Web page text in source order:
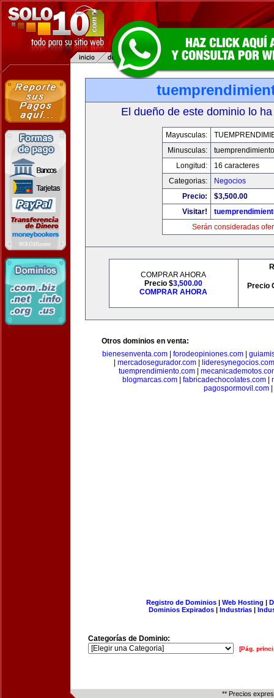
El dueño de este dominio lo
Mayusculas:
Minusculas:
Longitud:
16 caracteres
Categorias:
Negocios
Precio:
$3,500.00
Visitar!
Serán consideradas
COMPRAR AHORA
Precio $3,500.00
COMPRAR AHORA
Precio
Otros dominios en venta:
bienesenventa.com
forodeopiniones.com
mercadosegurador.com
lideresynegocios.com
tuemprendimiento.com
blogmarcas.com
fabricadechocolates.com
pagospormovil.com|
Registro de Dominios| Web Hosting |
Dominios Expirados | Industrias |
Categorías de Dominio:
[Pág.
** Precios